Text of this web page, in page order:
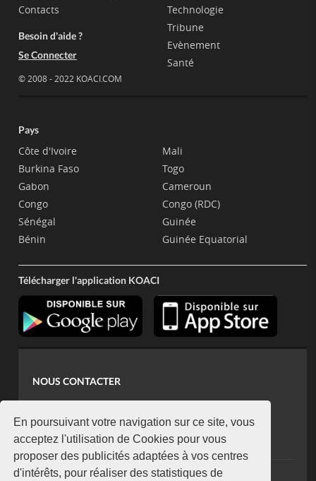
En poursuivant votre navigation sur ce site, vous
acceptez l'utilisation de Cookies pour vous
proposer des publicités adaptées à vos centres
d'intérêts, pour réaliser des statistiques de
Contacts
Besoin d'aide ?
Se Connecter
© 2008 - 2022 KOACI.COM
Technologie
Tribune
Evènement
Santé
Pays
Côte d'Ivoire
Burkina Faso
Gabon
Congo
Sénégal
Bénin
Mali
Togo
Cameroun
Congo (RDC)
Guinée
Guinée Equatorial
Télécharger l'application KOACI
NOUS CONTACTER
koaci@yahoo.fr
+225 07 08 85 52 93